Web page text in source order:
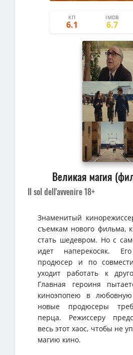
КП
6.1
IMDB
6.7
Великая магия
Il sol dell'avvenire 18+
Знаменитый
съемкам нового фильма,
стать шедевром. Но с
идет наперекосяк.
продюсер и по
уходит работать к
Главная героиня
киноэпопею в
новые продюсеры
перца. Режиссеру
весь этот хаос, чтобы не
магию кино.